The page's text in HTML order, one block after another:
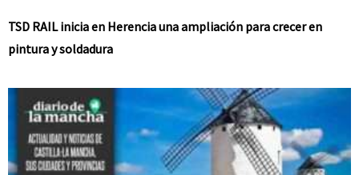
TSD RAIL inicia en Herencia una ampliación para crecer en
pintura y soldadura